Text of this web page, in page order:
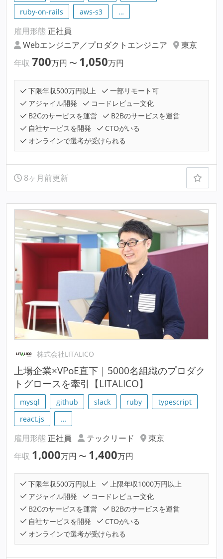
ruby-on-rails
aws-s3 …
雇用形態 正社員
Webエンジニア／プロダクトエンジニア
東京
年収 700万円 〜 1,050万円
下限年収500万円以上
一部リモート可
アジャイル開発
コードレビュー文化
B2Cのサービスを運営
B2Bのサービスを運営
自社サービスを開発
CTOがいる
オンラインで選考が受けられる
8ヶ月前更新
株式会社LITALICO
上場企業×VPoE直下｜5000名組織のプロダク
トグロースを牽引【LITALICO】
mysql github slack ruby
typescript
react.js
…
雇用形態 正社員 テックリード
東京
年収 1,000万円 〜 1,400万円
下限年収500万円以上
上限年収1000万円以上
アジャイル開発
コードレビュー文化
B2Cのサービスを運営
B2Bのサービスを運営
自社サービスを開発
CTOがいる
オンラインで選考が受けられる